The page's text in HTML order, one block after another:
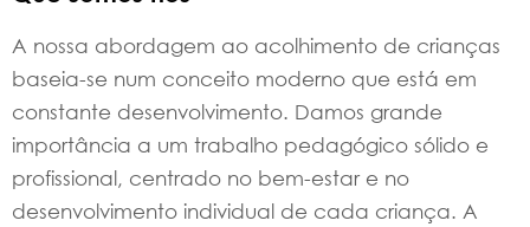
A nossa abordagem ao acolhimento de crianças
baseia-se num conceito moderno que está em
constante desenvolvimento. Damos grande
importância a um trabalho pedagógico sólido e
profissional, centrado no bem-estar e no
desenvolvimento individual de cada criança. A